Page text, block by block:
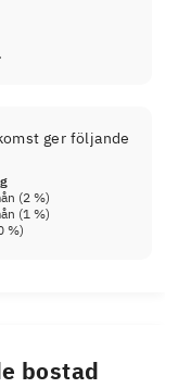
ger följande
(2 %)
(1 %)
%)
bostad